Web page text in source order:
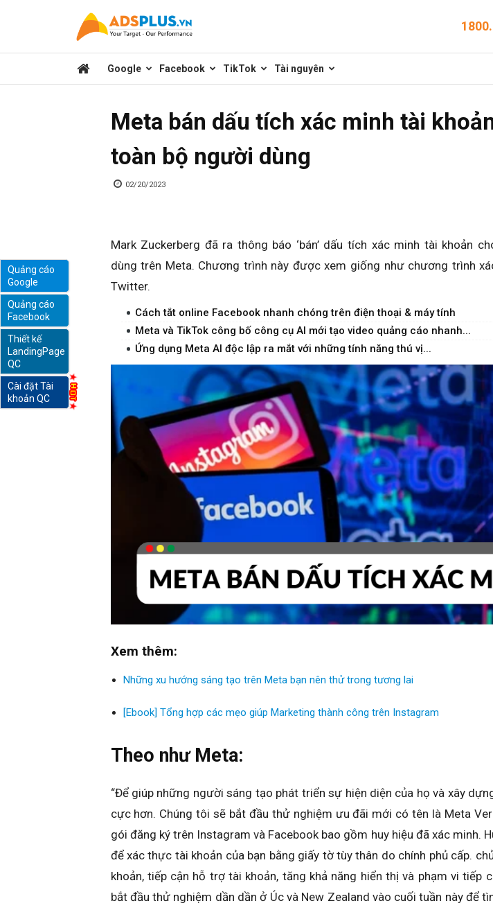
sẻ
Google Facebook TikTok Tài nguyên
Meta bán dấu tích xác minh tài
toàn bộ người dùng
02/20/2023
Mark Zuckerberg đã ra thông báo ‘bán’ dấu tích xác minh tài khoản
dùng trên Meta. Chương trình này được xem giống như chương trình
Twitter.
Cách tắt online Facebook nhanh chóng trên điện thoại & máy tính
Meta và TikTok công bố công cụ AI mới tạo video quảng cáo nhanh...
Ứng dụng Meta AI độc lập ra mắt với những tính năng thú vị...
Xem thêm:
Những xu hướng sáng tạo trên Meta bạn nên thử trong tương lai
[Ebook] Tổng hợp các mẹo giúp Marketing thành công trên Instagram
Theo như Meta:
“Để giúp những người sáng tạo phát triển sự hiện diện của họ và xây
cực hơn. Chúng tôi sẽ bắt đầu thử nghiệm ưu đãi mới có tên là Meta
gói đăng ký trên Instagram và Facebook bao gồm huy hiệu đã xác minh.
để xác thực tài khoản của bạn bằng giấy tờ tùy thân do chính phủ cấp.
khoản, tiếp cận hỗ trợ tài khoản, tăng khả năng hiển thị và phạm vi tiếp
bắt đầu thử nghiệm dần dần ở Úc và New Zealand vào cuối tuần này để
Quảng cáo
Google
Quảng cáo
Facebook
Thiết kế
LandingPage
QC
Cài đặt Tài
khoản QC